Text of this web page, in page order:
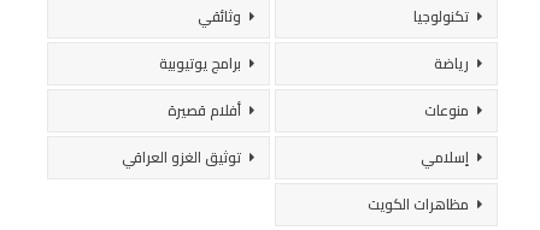
تكنولوجيا
وثائقي
رياضة
برامج يوتيوبية
منوعات
أفلام قصيرة
إسلامي
توثيق الغزو العراقي
مظاهرات الكويت